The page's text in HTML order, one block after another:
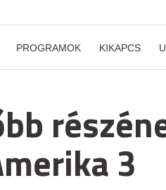
PROGRAMOK KIKAPCS
3